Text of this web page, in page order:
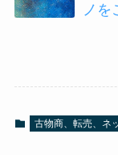
ノを
古物商、転売、ネ